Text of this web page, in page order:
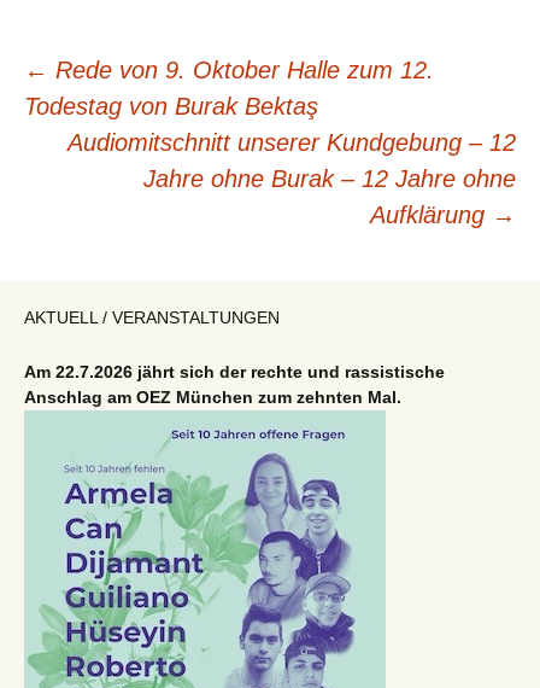
Beitragsnavigation
← Rede von 9. Oktober Halle zum 12.
Todestag von Burak Bektaş
Audiomitschnitt unserer Kundgebung – 12
Jahre ohne Burak – 12 Jahre ohne
Aufklärung →
AKTUELL / VERANSTALTUNGEN
Am 22.7.2026 jährt sich der rechte und rassistische
Anschlag am OEZ München zum zehnten Mal.